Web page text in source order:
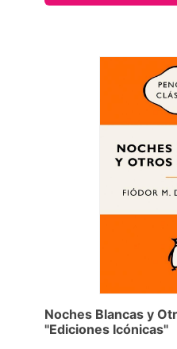
Noches Blancas y
"Ediciones Icónicas"